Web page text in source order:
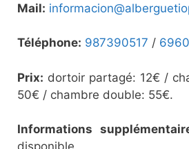
Mail:
Téléphone: 987390517 /
Prix: dortoir partagé: 12€ /
50€ / chambre double: 55€.
Informations